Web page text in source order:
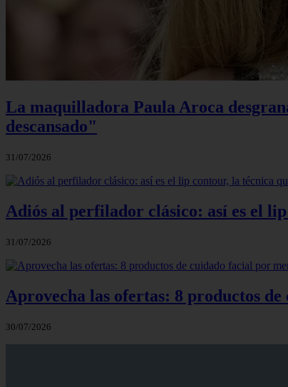
La maquilladora Paula Aroca
descansado"
31/07/2026
Adiós al perfilador clásico: así es el
31/07/2026
Aprovecha las ofertas: 8 productos
30/07/2026